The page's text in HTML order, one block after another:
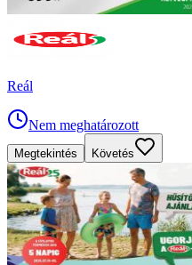
Reál
Nem meghatározott
Megtekintés Követés